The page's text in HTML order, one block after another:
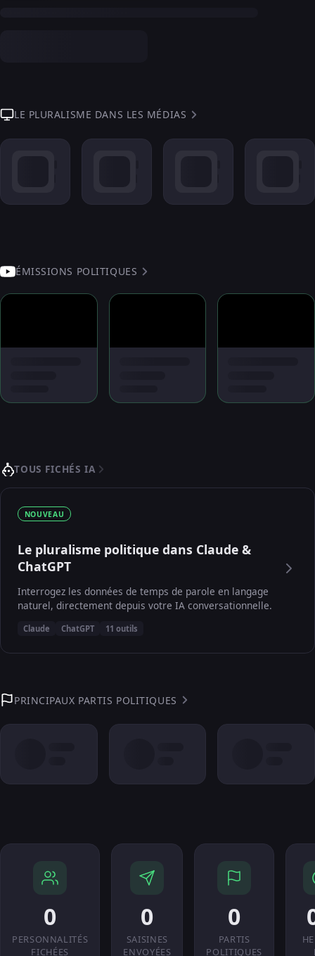
LE PLURALISME DANS LES MÉDIAS
ÉMISSIONS POLITIQUES
TOUS FICHÉS IA
NOUVEAU
Le pluralisme politique dans Claude &
ChatGPT
Interrogez les données de temps de parole en langage
naturel, directement depuis votre IA conversationnelle.
Claude ChatGPT 11 outils
PRINCIPAUX PARTIS POLITIQUES
0
PERSONNALITÉS
FICHÉES
0
SAISINES
ENVOYÉES
0
PARTIS
POLITIQUES